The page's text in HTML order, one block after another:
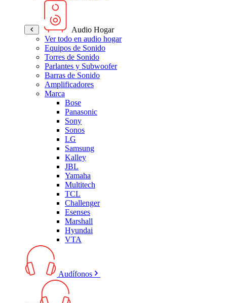
Audio Hogar
Ver todo en audio hogar
Equipos de Sonido
Torres de Sonido
Parlantes y Subwoofer
Barras de Sonido
Amplificadores
Marca
Bose
Panasonic
Sony
Sonos
LG
Samsung
Kalley
JBL
Yamaha
Multitech
TCL
Challenger
Esenses
Marshall
Hyundai
VTA
Audífonos